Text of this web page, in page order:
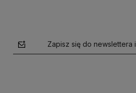
Zapisz się do newslettera